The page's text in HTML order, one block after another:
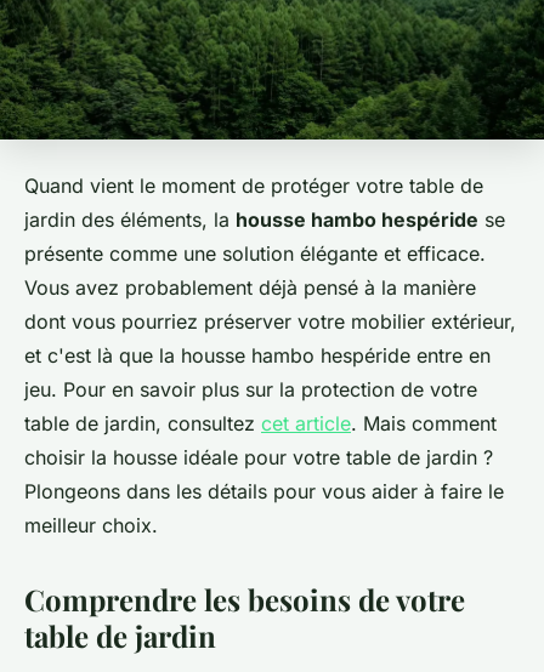
Quand vient le moment de protéger votre table de
jardin des éléments, la housse hambo hespéride se
présente comme une solution élégante et efficace.
Vous avez probablement déjà pensé à la manière
dont vous pourriez préserver votre mobilier extérieur,
et c'est là que la housse hambo hespéride entre en
jeu. Pour en savoir plus sur la protection de votre
table de jardin, consultez cet article. Mais comment
choisir la housse idéale pour votre table de jardin ?
Plongeons dans les détails pour vous aider à faire le
meilleur choix.
Comprendre les besoins de votre
table de jardin